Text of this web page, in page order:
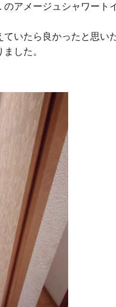
アメージュシャワート
いたら良かったと思い
した。